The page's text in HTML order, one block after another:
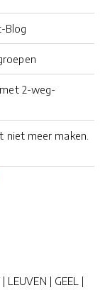
Blog
2-weg-
niet meer maken.
LEUVEN | GEEL |